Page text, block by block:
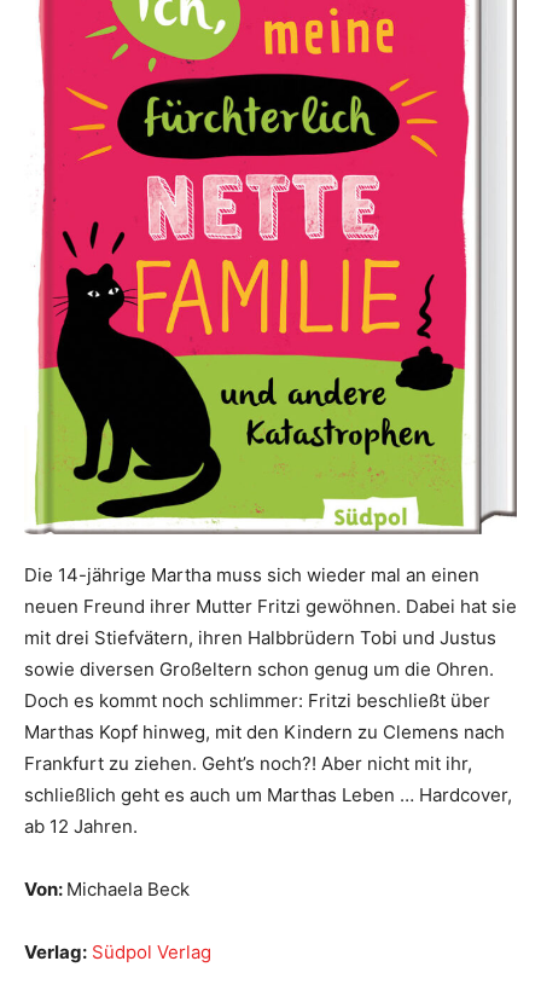
Die 14-jährige Martha muss sich wieder mal an einen
neuen Freund ihrer Mutter Fritzi gewöhnen. Dabei hat sie
mit drei Stiefvätern, ihren Halbbrüdern Tobi und Justus
sowie diversen Großeltern schon genug um die Ohren.
Doch es kommt noch schlimmer: Fritzi beschließt über
Marthas Kopf hinweg, mit den Kindern zu Clemens nach
Frankfurt zu ziehen. Geht’s noch?! Aber nicht mit ihr,
schließlich geht es auch um Marthas Leben … Hardcover,
ab 12 Jahren.
Von: Michaela Beck
Verlag: Südpol Verlag